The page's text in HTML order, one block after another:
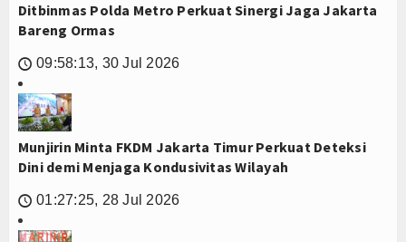
Ditbinmas Polda Metro Perkuat Sinergi Jaga Jakarta
Bareng Ormas
🕔 09:58:13, 30 Jul 2026
Munjirin Minta FKDM Jakarta Timur Perkuat Deteksi
Dini demi Menjaga Kondusivitas Wilayah
🕔 01:27:25, 28 Jul 2026